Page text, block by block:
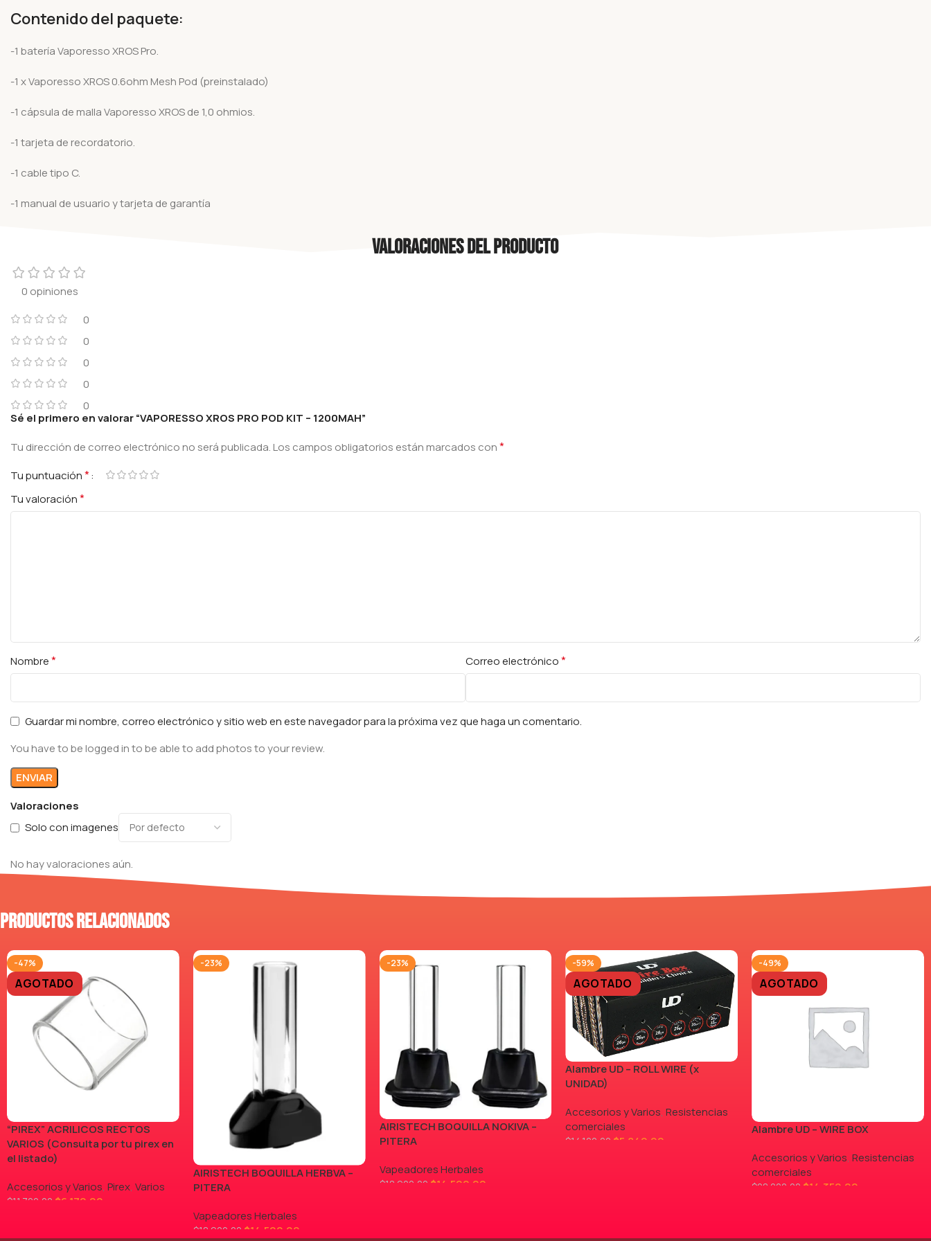
Contenido del paquete:
-1 batería Vaporesso XROS Pro.
-1 x Vaporesso XROS 0.6ohm Mesh Pod (preinstalado)
-1 cápsula de malla Vaporesso XROS de 1,0 ohmios.
-1 tarjeta de recordatorio.
-1 cable tipo C.
-1 manual de usuario y tarjeta de garantía
Valoraciones del producto
0 opiniones
0
0
0
0
0
Valoraciones
Solo con imagenes
No hay valoraciones aún.
Sé el primero en valorar “VAPORESSO XROS PRO POD KIT – 1200MAH”
Tu dirección de correo electrónico no será publicada.Los campos obligatorios están marcados con*
Tu puntuación*
Tu valoración*
Nombre* Correo electrónico*
Guardar mi nombre, correo electrónico y sitio web en este navegador para la próxima vez que haga un comentario.
You have to be logged in to be able to add photos to your review.
Productos relacionados
-47%
AGOTADO
“PIREX” ACRILICOS RECTOS
VARIOS (Consulta por tu pirex en
el listado)
Accesorios y Varios, Pirex, Varios
$11.700,00 $6.170,00
-23%
AIRISTECH BOQUILLA HERBVA –
PITERA
Vapeadores Herbales
$18.900,00 $14.500,00
-23%
AIRISTECH BOQUILLA NOKIVA –
PITERA
Vapeadores Herbales
$18.900,00 $14.500,00
-59%
AGOTADO
Alambre UD – ROLL WIRE (x
UNIDAD)
Accesorios y Varios,Resistencias
comerciales
$14.100,00 $5.840,00
-49%
AGOTADO
Alambre UD – WIRE BOX
Accesorios y Varios,Resistencias
comerciales
$28.000,00 $14.350,00